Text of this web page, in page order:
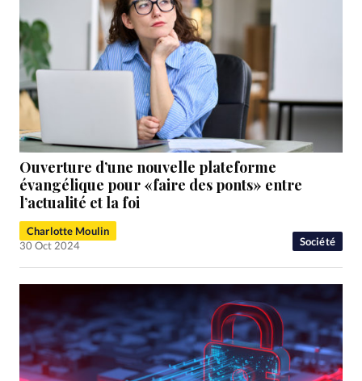
Société
Ouverture d’une nouvelle plateforme
évangélique pour «faire des ponts» entre
l’actualité et la foi
Charlotte Moulin
30 Oct 2024